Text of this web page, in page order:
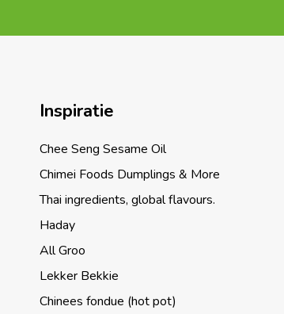
Inspiratie
Chee Seng Sesame Oil
Chimei Foods Dumplings & More
Thai ingredients, global flavours.
Haday
All Groo
Lekker Bekkie
Chinees fondue (hot pot)